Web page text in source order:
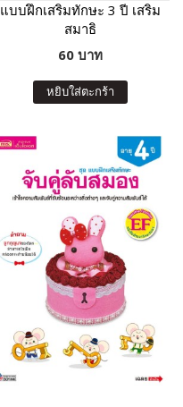
แบบฝึกเสริมทักษะ 3 ปี เสริม
สมาธิ
60 บาท
หยิบใส่ตะกร้า